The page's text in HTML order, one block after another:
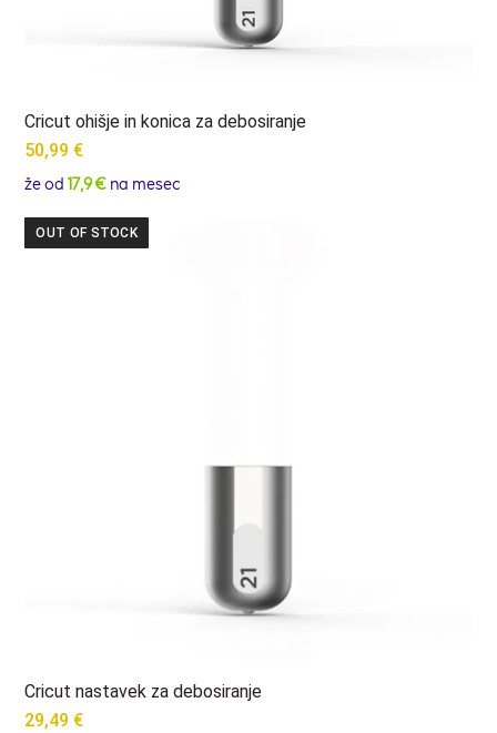
Cricut ohišje in konica za debosiranje
50,99 €
že od17,9 € na mesec
OUT OF STOCK
Cricut nastavek za debosiranje
29,49 €